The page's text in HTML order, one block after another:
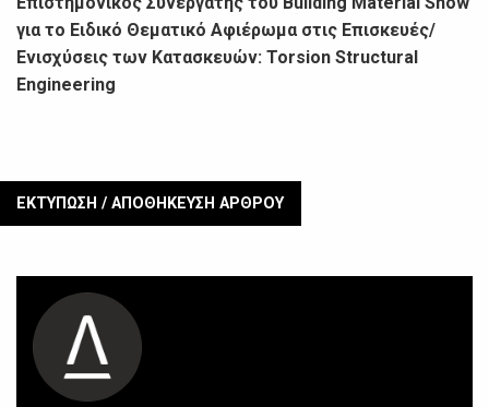
για το Ειδικό Θεματικό Αφιέρωμα στις Επισκευές/
Ενισχύσεις των Κατασκευών: Torsion Structural
Engineering
ΕΚΤΥΠΩΣΗ / ΑΠΟΘΗΚΕΥΣΗ ΑΡΘΡΟΥ